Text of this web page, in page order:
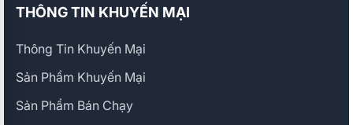
THÔNG TIN KHUYẾN MẠI
Thông Tin Khuyến Mại
Sản Phẩm Khuyến Mại
Sản Phẩm Bán Chạy